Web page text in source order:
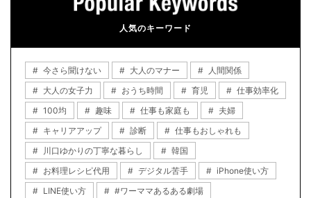
人気のキーワード
今さら聞けない 大人のマナー
人間関係
大人の女子力
おうち時間 育児
仕事効率化
100均
趣味 仕事も家庭も
夫婦
キャリアアップ
診断
仕事もおしゃれも
川口ゆかりの丁寧な暮らし
韓国
お料理レシピ代用
デジタル苦手
iPhone使い方
LINE使い方
#ワーママあるある劇場